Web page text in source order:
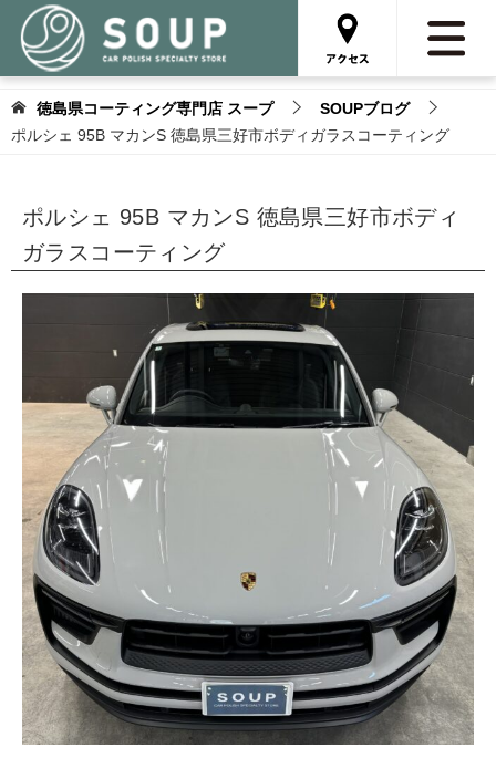
徳島県コーティング専門店 スープ
SOUPブログ
ポルシェ 95B マカンS 徳島県三好市ボディガラスコーティング
ポルシェ 95B マカンS 徳島県三好市ボディ
ガラスコーティング